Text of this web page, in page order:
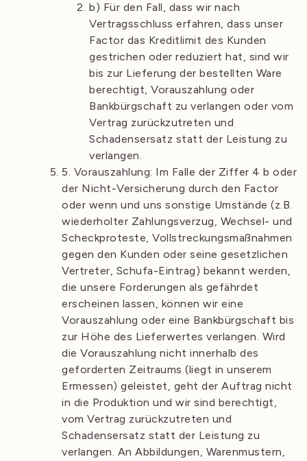
b) Für den Fall, dass wir nach
Vertragsschluss erfahren, dass unser
Factor das Kreditlimit des Kunden
gestrichen oder reduziert hat, sind wir
bis zur Lieferung der bestellten Ware
berechtigt, Vorauszahlung oder
Bankbürgschaft zu verlangen oder vom
Vertrag zurückzutreten und
Schadensersatz statt der Leistung zu
verlangen.
5. Vorauszahlung: Im Falle der Ziffer 4 b oder
der Nicht-Versicherung durch den Factor
oder wenn und uns sonstige Umstände (z.B.
wiederholter Zahlungsverzug, Wechsel- und
Scheckproteste, Vollstreckungsmaßnahmen
gegen den Kunden oder seine gesetzlichen
Vertreter, Schufa-Eintrag) bekannt werden,
die unsere Forderungen als gefährdet
erscheinen lassen, können wir eine
Vorauszahlung oder eine Bankbürgschaft bis
zur Höhe des Lieferwertes verlangen. Wird
die Vorauszahlung nicht innerhalb des
geforderten Zeitraums (liegt in unserem
Ermessen) geleistet, geht der Auftrag nicht
in die Produktion und wir sind berechtigt,
vom Vertrag zurückzutreten und
Schadensersatz statt der Leistung zu
verlangen. An Abbildungen, Warenmustern,